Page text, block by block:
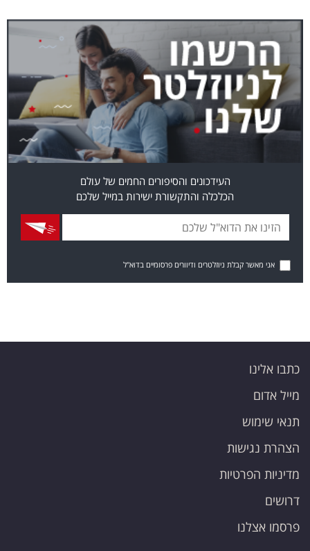
העידכונים והסיפורים החמים של עולם
הכלכלה והתקשורת ישירות במייל שלכם
אני מאשר קבלת ניוזלטרים ודיוורים פרסומיים בדוא"ל
כתבו אלינו
מייל אדום
תנאי שימוש
הצהרת נגישות
מדיניות הפרטיות
דרושים
פרסמו אצלנו